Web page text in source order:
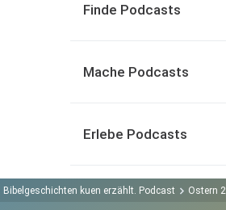
Finde Podcasts
Mache Podcasts
Erlebe Podcasts
Bibelgeschichten kuen erzählt. Podcast Ostern 2